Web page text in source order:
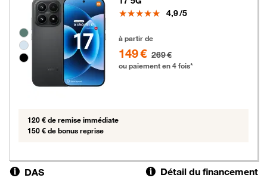
Groupe de couleurs disponibles non sélectionnables
Note
4,9/5
à partir de
149 € 269 €
ou paiement en 4 fois*
120 € de remise immédiate
150 € de bonus reprise
DAS Détail du financement